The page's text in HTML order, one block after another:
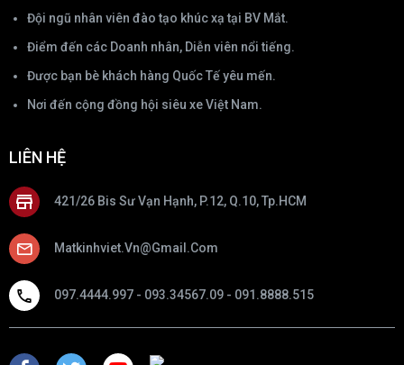
Đội ngũ nhân viên đào tạo khúc xạ tại BV Mắt.
Điểm đến các Doanh nhân, Diễn viên nổi tiếng.
Được bạn bè khách hàng Quốc Tế yêu mến.
Nơi đến cộng đồng hội siêu xe Việt Nam.
LIÊN HỆ
421/26 Bis Sư Vạn Hạnh, P.12, Q.10, Tp.HCM
Matkinhviet.vn@gmail.com
097.4444.997 - 093.34567.09 - 091.8888.515